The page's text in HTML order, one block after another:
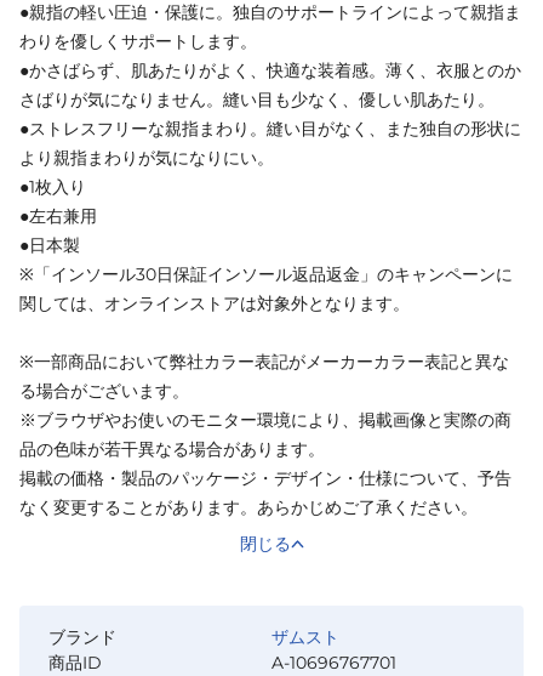
●親指の軽い圧迫・保護に。独自のサポートラインによって親指ま
わりを優しくサポートします。
●かさばらず、肌あたりがよく、快適な装着感。薄く、衣服とのか
さばりが気になりません。縫い目も少なく、優しい肌あたり。
●ストレスフリーな親指まわり。縫い目がなく、また独自の形状に
より親指まわりが気になりにい。
●1枚入り
●左右兼用
●日本製
※「インソール30日保証インソール返品返金」のキャンペーンに
関しては、オンラインストアは対象外となります。
※一部商品において弊社カラー表記がメーカーカラー表記と異な
る場合がございます。
※ブラウザやお使いのモニター環境により、掲載画像と実際の商
品の色味が若干異なる場合があります。
掲載の価格・製品のパッケージ・デザイン・仕様について、予告
なく変更することがあります。あらかじめご了承ください。
閉じる
ブランド
ザムスト
商品ID
A-10696767701